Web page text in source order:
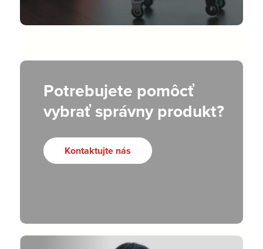
Potrebujete pomôcť
vybrať správny produkt?
Kontaktujte nás